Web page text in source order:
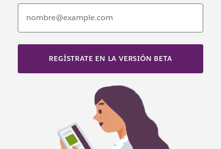
REGÍSTRATE EN LA VERSIÓN BETA